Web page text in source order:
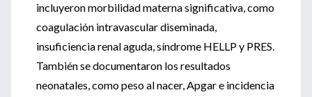
incluyeron morbilidad materna significativa, como
coagulación intravascular diseminada,
insuficiencia renal aguda, síndrome HELLP y PRES.
También se documentaron los resultados
neonatales, como peso al nacer, Apgar e incidencia